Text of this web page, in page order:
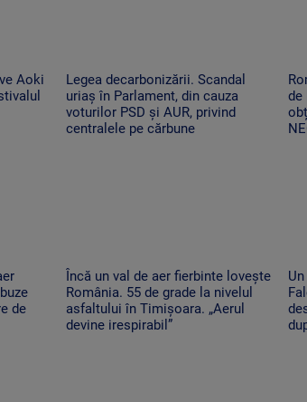
Aoki
Legea decarbonizării. Scandal
uriaș în Parlament, din cauza
voturilor PSD și AUR, privind
centralele pe cărbune
de
de
Încă un val de aer fierbinte lovește
România. 55 de grade la nivelul
asfaltului în Timișoara. „Aerul
devine irespirabil”